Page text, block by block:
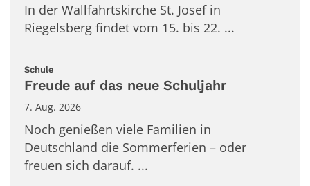
In der Wallfahrtskirche St. Josef in
Riegelsberg findet vom 15. bis 22. ...
Schule:
Freude auf das neue Schuljahr
7. Aug. 2026
Noch genießen viele Familien in
Deutschland die Sommerferien – oder
freuen sich darauf. ...